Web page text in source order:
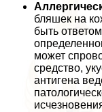
бляшек на
быть
может
средство,
антигена